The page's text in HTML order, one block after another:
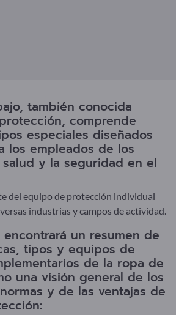
también conocida
comprende
especiales diseñados
los empleados de los
y la seguridad en el
del equipo de protección individual
industrias y campos de actividad.
un resumen de
tipos y equipos de
de la ropa de
una visión general de los
y de las ventajas de